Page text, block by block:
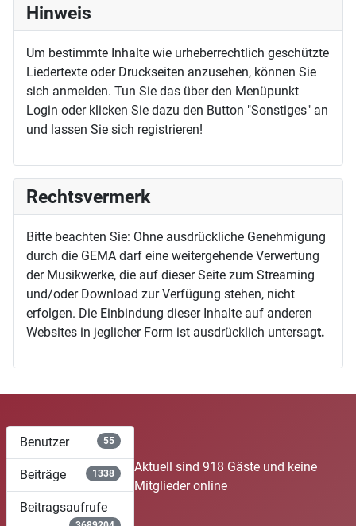
Hinweis
Um bestimmte Inhalte wie urheberrechtlich geschützte
Liedertexte oder Druckseiten anzusehen, können Sie
sich anmelden. Tun Sie das über den Menüpunkt
Login oder klicken Sie dazu den Button "Sonstiges" an
und lassen Sie sich registrieren!
Rechtsvermerk
Bitte beachten Sie: Ohne ausdrückliche Genehmigung
durch die GEMA darf eine weitergehende Verwertung
der Musikwerke, die auf dieser Seite zum Streaming
und/oder Download zur Verfügung stehen, nicht
erfolgen. Die Einbindung dieser Inhalte auf anderen
Websites in jeglicher Form ist ausdrücklich untersagt.
Benutzer 55
Beiträge 1338
Beitragsaufrufe
Aktuell sind 918 Gäste und keine
Mitglieder online